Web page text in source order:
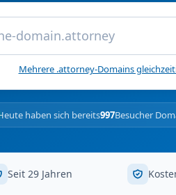
Mehrere .attorney-Domains
haben sich bereits997Besucher
Seit 29 Jahren